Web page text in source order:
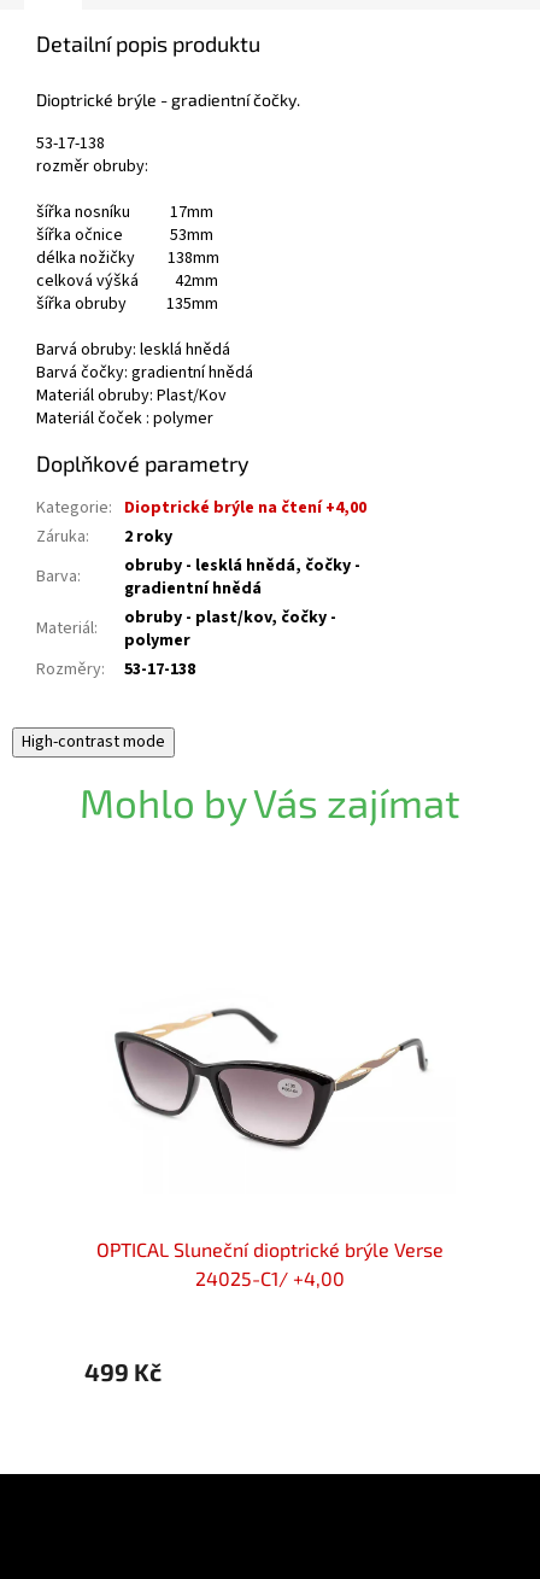
Detailní popis produktu
Dioptrické brýle - gradientní čočky.
53-17-138
rozměr obruby:
šířka nosníku 17mm
šířka očnice 53mm
délka nožičky 138mm
celková výšká 42mm
šířka obruby 135mm
Barvá obruby: lesklá hnědá
Barvá čočky: gradientní hnědá
Materiál obruby: Plast/Kov
Materiál čoček : polymer
Doplňkové parametry
Kategorie: Dioptrické brýle na čtení +4,00
Záruka:
2 roky
Barva:
obruby - lesklá hnědá, čočky -
gradientní hnědá
Materiál:
obruby - plast/kov, čočky -
polymer
Rozměry: 53-17-138
High-contrast mode
Mohlo by Vás zajímat
OPTICAL Sluneční dioptrické brýle Verse
24025-C1/ +4,00
499 Kč